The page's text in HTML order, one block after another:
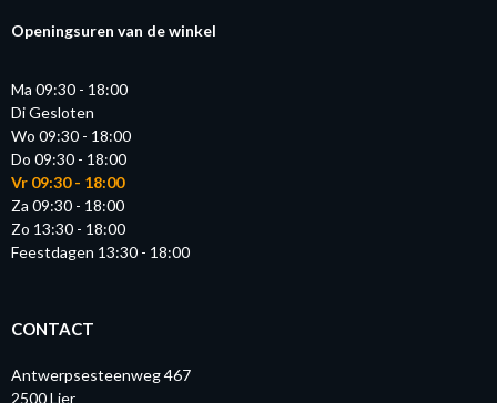
Openingsuren van de winkel
Ma 09:30 - 18:00
Di Gesloten
Wo 09:30 - 18:00
Do 09:30 - 18:00
Vr 09:30 - 18:00
Za 09:30 - 18:00
Zo 13:30 - 18:00
Feestdagen 13:30 - 18:00
CONTACT
Antwerpsesteenweg 467
2500 Lier